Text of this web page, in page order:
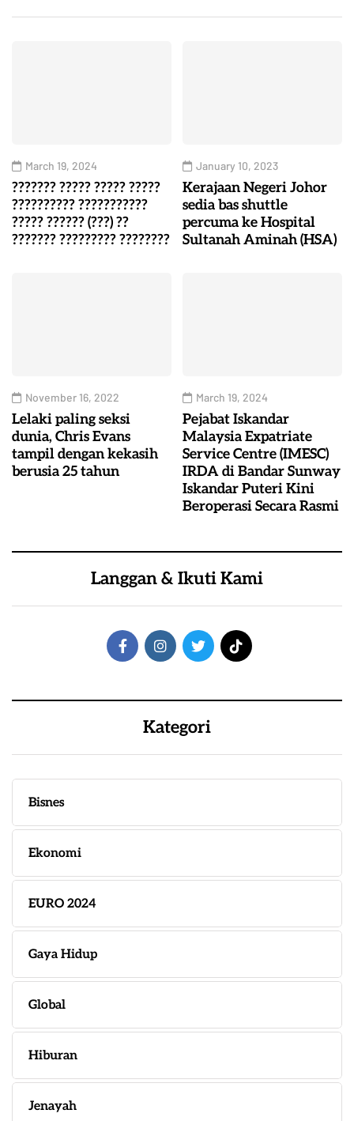
March 19, 2024
??????? ????? ????? ?????
?????????? ???????????
????? ?????? (???) ??
??????? ????????? ????????
January 10, 2023
Kerajaan Negeri Johor
sedia bas shuttle
percuma ke Hospital
Sultanah Aminah (HSA)
November 16, 2022
Lelaki paling seksi
dunia, Chris Evans
tampil dengan kekasih
berusia 25 tahun
March 19, 2024
Pejabat Iskandar
Malaysia Expatriate
Service Centre (IMESC)
IRDA di Bandar Sunway
Iskandar Puteri Kini
Beroperasi Secara Rasmi
Langgan & Ikuti Kami
Kategori
Bisnes
Ekonomi
EURO 2024
Gaya Hidup
Global
Hiburan
Jenayah